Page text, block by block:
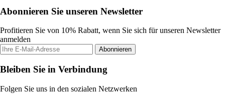
Abonnieren Sie unseren Newsletter
Profitieren Sie von 10% Rabatt, wenn Sie sich für unseren Newsletter
anmelden
Abonnieren
Bleiben Sie in Verbindung
Folgen Sie uns in den sozialen Netzwerken